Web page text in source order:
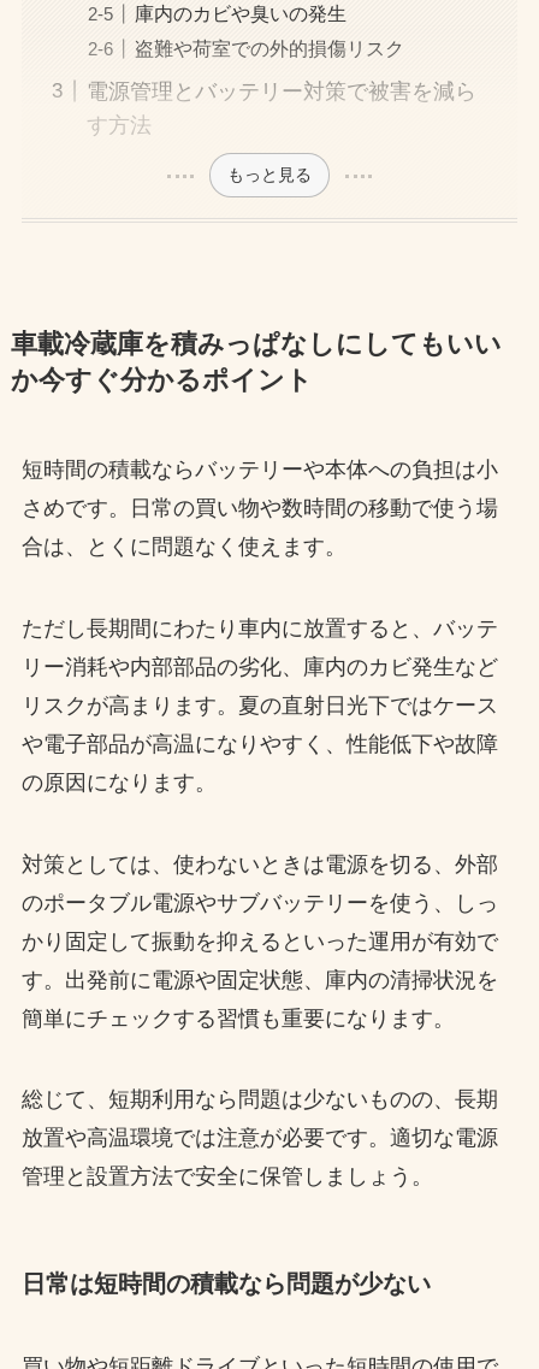
庫内のカビや臭いの発生
盗難や荷室での外的損傷リスク
電源管理とバッテリー対策で被害を減ら
す方法
もっと見る
車載冷蔵庫を積みっぱなしにしてもいい
か今すぐ分かるポイント
短時間の積載ならバッテリーや本体への負担は小
さめです。日常の買い物や数時間の移動で使う場
合は、とくに問題なく使えます。
ただし長期間にわたり車内に放置すると、バッテ
リー消耗や内部部品の劣化、庫内のカビ発生など
リスクが高まります。夏の直射日光下ではケース
や電子部品が高温になりやすく、性能低下や故障
の原因になります。
対策としては、使わないときは電源を切る、外部
のポータブル電源やサブバッテリーを使う、しっ
かり固定して振動を抑えるといった運用が有効で
す。出発前に電源や固定状態、庫内の清掃状況を
簡単にチェックする習慣も重要になります。
総じて、短期利用なら問題は少ないものの、長期
放置や高温環境では注意が必要です。適切な電源
管理と設置方法で安全に保管しましょう。
日常は短時間の積載なら問題が少ない